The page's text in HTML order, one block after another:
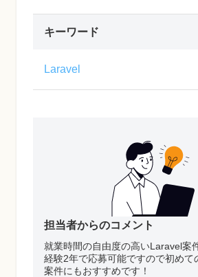
キーワード
Laravel
担当者からのコメント
就業時間の自由度の高いLaravel案
経験2年で応募可能ですので初めて
案件にもおすすめです！